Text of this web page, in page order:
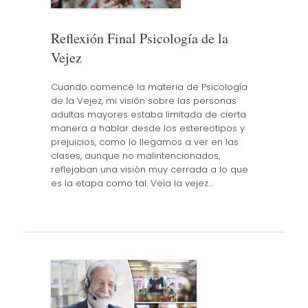
Reflexión Final Psicología de la
Vejez
Cuando comencé la materia de Psicología
de la Vejez, mi visión sobre las personas
adultas mayores estaba limitada de cierta
manera a hablar desde los estereotipos y
prejuicios, como lo llegamos a ver en las
clases, aunque no malintencionados,
reflejaban una visión muy cerrada a lo que
es la etapa como tal. Veía la vejez…